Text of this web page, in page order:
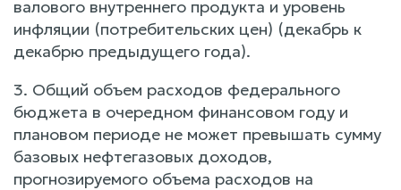
валового внутреннего продукта и уровень
инфляции (потребительских цен) (декабрь к
декабрю предыдущего года).
3. Общий объем расходов федерального
бюджета в очередном финансовом году и
плановом периоде не может превышать сумму
базовых нефтегазовых доходов,
прогнозируемого объема расходов на